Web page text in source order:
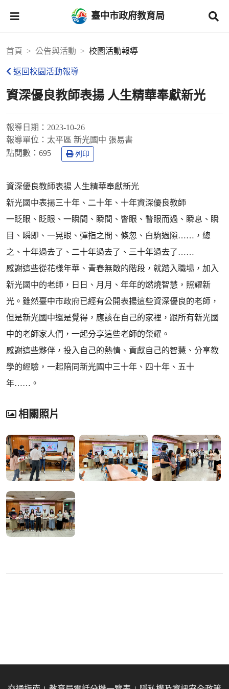
臺中市政府教育局
首頁 公告與活動 校園活動報導
返回校園活動報導
資深優良教師表揚 人生精華奉獻新光
報導日期： 2023-10-26
報導單位： 太平區 新光國中 張易書
點閱數： 695 列印
資深優良教師表揚 人生精華奉獻新光
新光國中表揚三十年、二十年、十年資深優良教師
一眨眼、眨眼、一瞬間、瞬間、瞥眼、瞥眼而過、瞬息、瞬
目、瞬即、一晃眼、彈指之間、倏忽、白駒過隙……，總
之、十年過去了、二十年過去了、三十年過去了……
感謝這些從花樣年華、青春無敵的階段，就踏入職場，加入
新光國中的老師，日日、月月、年年的燃燒智慧，照耀新
光。雖然臺中市政府已經有公開表揚這些資深優良的老師，
但是新光國中還是覺得，應該在自己的家裡，跟所有新光國
中的老師家人們，一起分享這些老師的榮耀。
感謝這些夥伴，投入自己的熱情、貢獻自己的智慧、分享教
學的經驗，一起陪同新光國中三十年、四十年、五十
年……。
相關照片